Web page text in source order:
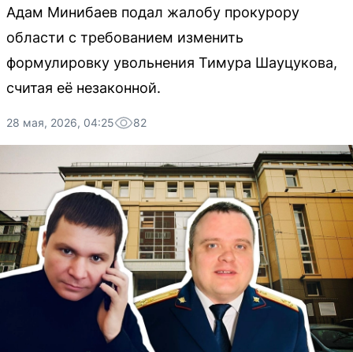
Адам Минибаев подал жалобу прокурору
области с требованием изменить
формулировку увольнения Тимура Шауцукова,
считая её незаконной.
28 мая, 2026, 04:25 82